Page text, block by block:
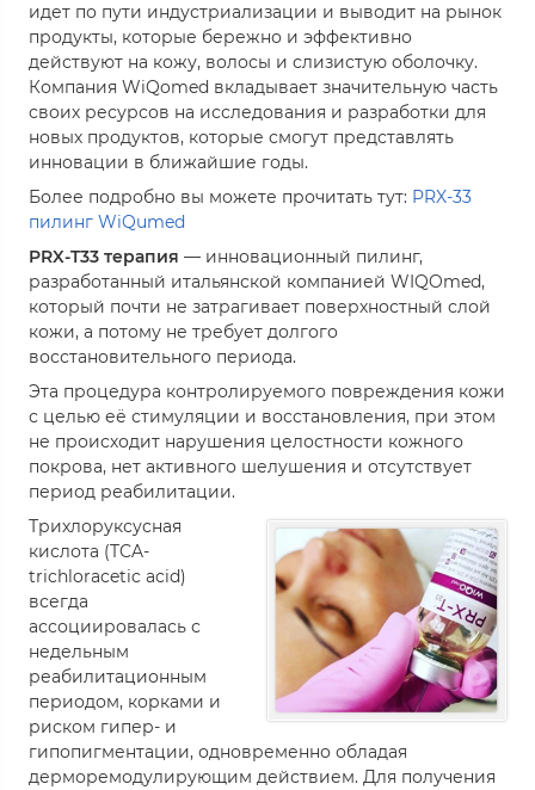
идет по пути индустриализации и выводит на рынок
продукты, которые бережно и эффективно
действуют на кожу, волосы и слизистую оболочку.
Компания WiQomed вкладывает значительную часть
своих ресурсов на исследования и разработки для
новых продуктов, которые смогут представлять
инновации в ближайшие годы.
Более подробно вы можете прочитать тут: PRX-33
пилинг WiQumed
PRX-T33 терапия — инновационный пилинг,
разработанный итальянской компанией WIQOmed,
который почти не затрагивает поверхностный слой
кожи, а потому не требует долгого
восстановительного периода.
Эта процедура контролируемого повреждения кожи
с целью её стимуляции и восстановления, при этом
не происходит нарушения целостности кожного
покрова, нет активного шелушения и отсутствует
период реабилитации.
Трихлоруксусная
кислота (TCA-
trichloracetic acid)
всегда
ассоциировалась с
недельным
реабилитационным
периодом, корками и
риском гипер- и
гипопигментации, одновременно обладая
дерморемодулирующим действием. Для получения